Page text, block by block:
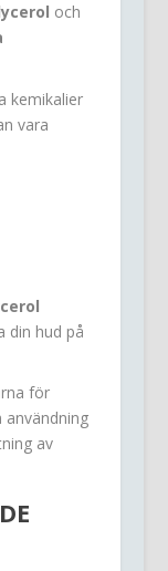
och
kemikalier
vara
din hud på
för
användning
av